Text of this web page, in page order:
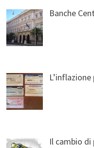
Banche
Il cambio di